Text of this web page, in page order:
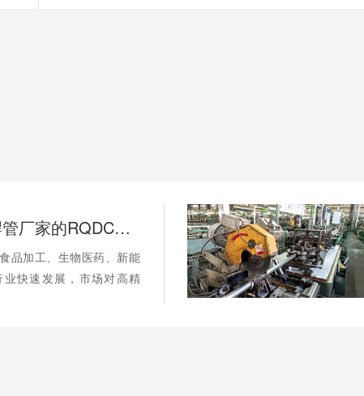
工业不锈钢焊管厂家的RQDC精准适配方法论如何提升客户价值？
品加工、生物医药、新能
快速发展，市场对高精